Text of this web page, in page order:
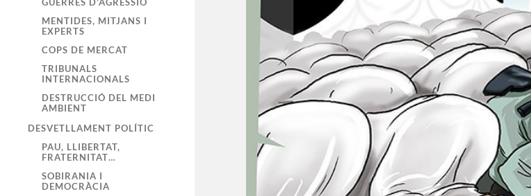
MENTIDES, MITJANS I
EXPERTS
COPS DE MERCAT
TRIBUNALS
INTERNACIONALS
DESTRUCCIÓ DEL MEDI
AMBIENT
DESVETLLAMENT POLÍTIC
PAU, LLIBERTAT,
FRATERNITAT…
SOBIRANIA I
DEMOCRÀCIA